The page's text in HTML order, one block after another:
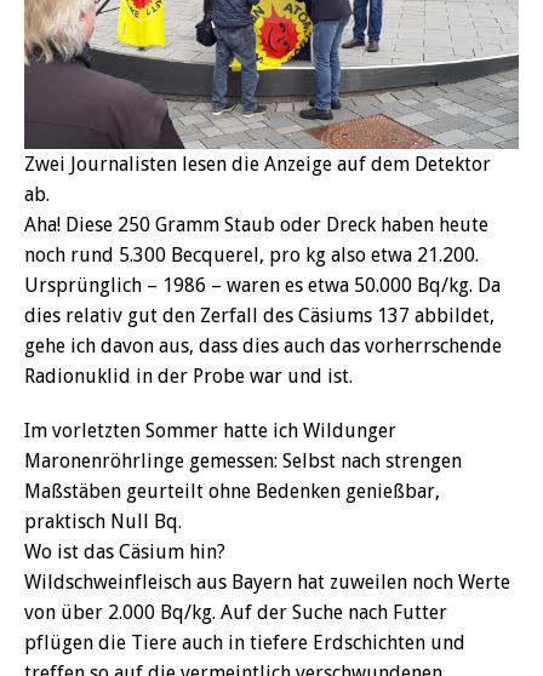
Zwei Journalisten lesen die Anzeige auf dem Detektor
ab.
Aha! Diese 250 Gramm Staub oder Dreck haben heute
noch rund 5.300 Becquerel, pro kg also etwa 21.200.
Ursprünglich – 1986 – waren es etwa 50.000 Bq/kg. Da
dies relativ gut den Zerfall des Cäsiums 137 abbildet,
gehe ich davon aus, dass dies auch das vorherrschende
Radionuklid in der Probe war und ist.
Im vorletzten Sommer hatte ich Wildunger
Maronenröhrlinge gemessen: Selbst nach strengen
Maßstäben geurteilt ohne Bedenken genießbar,
praktisch Null Bq.
Wo ist das Cäsium hin?
Wildschweinfleisch aus Bayern hat zuweilen noch Werte
von über 2.000 Bq/kg. Auf der Suche nach Futter
pflügen die Tiere auch in tiefere Erdschichten und